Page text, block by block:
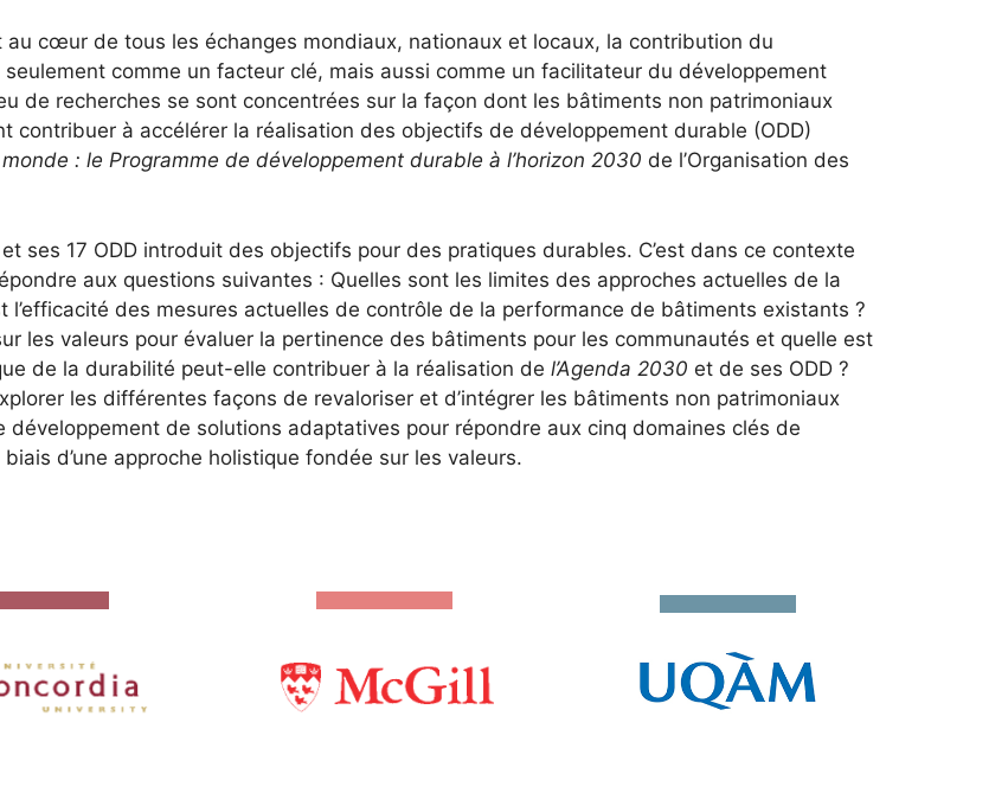
cœur de tous les échanges mondiaux, nationaux et locaux, la contribution du
comme un facteur clé, mais aussi comme un facilitateur du développement
de recherches se sont concentrées sur la façon dont les bâtiments non patrimoniaux
contribuer à accélérer la réalisation des objectifs de développement durable (ODD)
: le Programme de développement durable à l’horizon 2030 de l’Organisation des
ses 17 ODD introduit des objectifs pour des pratiques durables. C’est dans ce contexte
aux questions suivantes : Quelles sont les limites des approches actuelles de la
l’efficacité des mesures actuelles de contrôle de la performance de bâtiments existants ?
les valeurs pour évaluer la pertinence des bâtiments pour les communautés et quelle est
de la durabilité peut-elle contribuer à la réalisation de l’Agenda 2030 et de ses ODD ?
les différentes façons de revaloriser et d’intégrer les bâtiments non patrimoniaux
de solutions adaptatives pour répondre aux cinq domaines clés de
d’une approche holistique fondée sur les valeurs.